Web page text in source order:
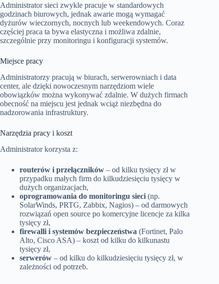
Administrator sieci zwykle pracuje w standardowych
godzinach biurowych, jednak awarie mogą wymagać
dyżurów wieczornych, nocnych lub weekendowych. Coraz
częściej praca ta bywa elastyczna i możliwa zdalnie,
szczególnie przy monitoringu i konfiguracji systemów.
Miejsce pracy
Administratorzy pracują w biurach, serwerowniach i data
center, ale dzięki nowoczesnym narzędziom wiele
obowiązków można wykonywać zdalnie. W dużych firmach
obecność na miejscu jest jednak wciąż niezbędna do
nadzorowania infrastruktury.
Narzędzia pracy i koszt
Administrator korzysta z:
routerów i przełączników – od kilku tysięcy zł w
przypadku małych firm do kilkudziesięciu tysięcy w
dużych organizacjach,
oprogramowania do monitoringu sieci (np.
SolarWinds, PRTG, Zabbix, Nagios) – od darmowych
rozwiązań open source po komercyjne licencje za kilka
tysięcy zł,
firewalli i systemów bezpieczeństwa (Fortinet, Palo
Alto, Cisco ASA) – koszt od kilku do kilkunastu
tysięcy zł,
serwerów – od kilku do kilkudziesięciu tysięcy zł, w
zależności od potrzeb.